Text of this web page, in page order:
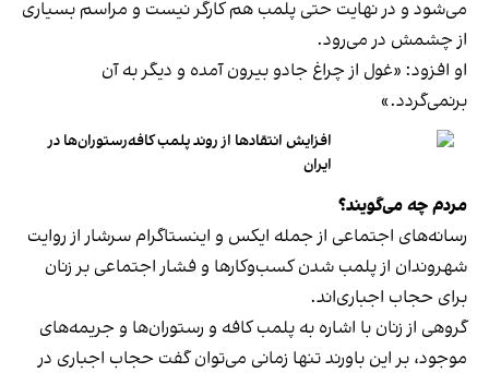
می‌شود و در نهایت حتی پلمب هم کارگر نیست و مراسم بسیاری
از چشمش در می‌رود.
او افزود: «غول از چراغ جادو بیرون آمده و دیگر به آن
برنمی‎‌گردد.»
افزایش انتقادها از روند پلمب کافه‌رستوران‌ها در
ایران
مردم چه می‌گویند؟
رسانه‎‌های اجتماعی از جمله ایکس و اینستاگرام سرشار از روایت
شهروندان از پلمب شدن کسب‌وکارها و فشار اجتماعی بر زنان
برای حجاب اجباری‌اند.
گروهی از زنان با اشاره به پلمب کافه و رستوران‌ها و جریمه‌های
موجود، بر این باورند تنها زمانی می‌توان گفت حجاب اجباری در